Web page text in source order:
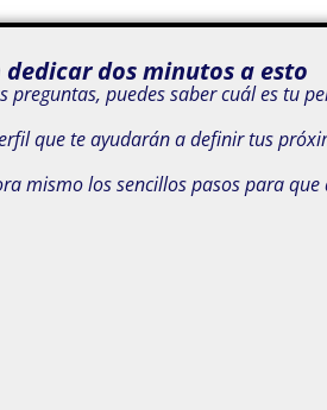
dos minutos a esto
preguntas, puedes saber cuál es tu
que te ayudarán a definir tus
mismo los sencillos pasos para que